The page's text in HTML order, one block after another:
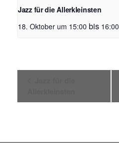
Jazz für die Allerkleinsten
18. Oktober um 15:00 bis 16:00
r
s